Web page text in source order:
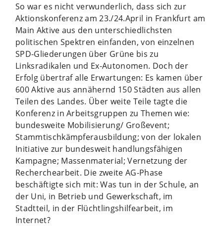
So war es nicht verwunderlich, dass sich zur
Aktionskonferenz am 23./24.April in Frankfurt am
Main Aktive aus den unterschiedlichsten
politischen Spektren einfanden, von einzelnen
SPD-Gliederungen über Grüne bis zu
Linksradikalen und Ex-Autonomen. Doch der
Erfolg übertraf alle Erwartungen: Es kamen über
600 Aktive aus annähernd 150 Städten aus allen
Teilen des Landes. Über weite Teile tagte die
Konferenz in Arbeitsgruppen zu Themen wie:
bundesweite Mobilisierung/ Großevent;
Stammtischkämpferausbildung; von der lokalen
Initiative zur bundesweit handlungsfähigen
Kampagne; Massenmaterial; Vernetzung der
Recherchearbeit. Die zweite AG-Phase
beschäftigte sich mit: Was tun in der Schule, an
der Uni, in Betrieb und Gewerkschaft, im
Stadtteil, in der Flüchtlingshilfearbeit, im
Internet?